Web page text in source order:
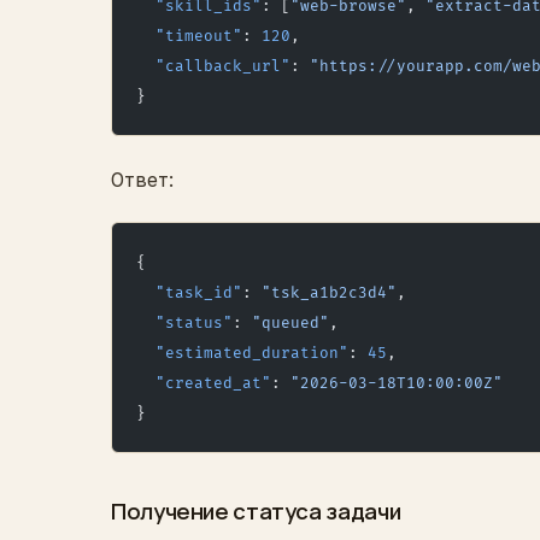
  "skill_ids"
: [ "web-browse" , "extract-
  "timeout"
: 120 ,
  "callback_url"
:
"https://yourapp.com/
}
Ответ:
{
  "task_id"
: "tsk_a1b2c3d4" ,
  "status"
: "queued" ,
  "estimated_duration"
: 45 ,
  "created_at"
:
"2026-03-18T10:00:00Z"
}
Получение статуса задачи